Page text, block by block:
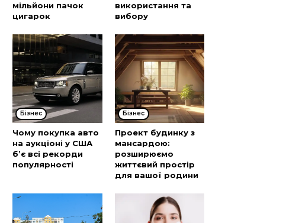
мільйони пачок
цигарок
використання та
вибору
Бізнес
Чому покупка авто
на аукціоні у США
б’є всі рекорди
популярності
Бізнес
Проект будинку з
мансардою:
розширюємо
життєвий простір
для вашої родини